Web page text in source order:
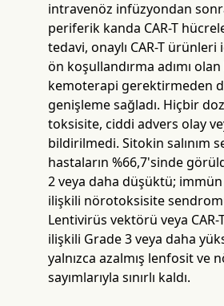
intravenöz infüzyondan
periferik kanda CAR-T
tedavi, onaylı CAR-T
ön koşullandırma adımı
kemoterapi gerektirmeden
genişleme sağladı. Hiçbir doz
toksisite, ciddi advers olay
bildirilmedi. Sitokin salınım
hastaların %66,7'sinde
2 veya daha düşüktü;
ilişkili nörotoksisite
Lentivirüs vektörü veya
ilişkili Grade 3 veya daha
yalnızca azalmış lenfosit ve
sayımlarıyla sınırlı kaldı.